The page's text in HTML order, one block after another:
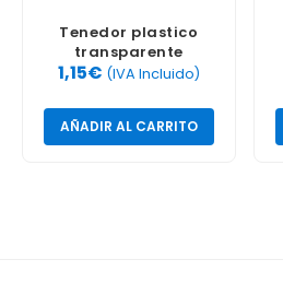
Tenedor plastico
transparente
reutilizable 50 uds
1,15€ (IVA Incluido)
AÑADIR AL CARRITO